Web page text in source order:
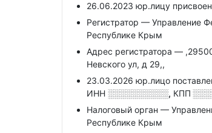
26.06.2023 юр.лицу
Регистратор — Управление
Республике Крым
Адрес регистратора —
Невского ул, д 29,,
23.03.2026 юр.лицо
ИНН ░░░░░░░░░░, КПП
Налоговый орган —
Республике Крым